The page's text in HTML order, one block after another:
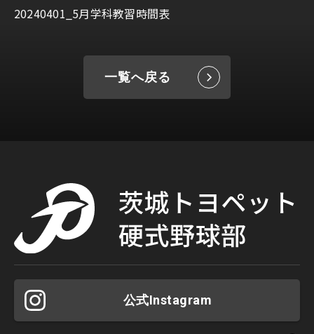
20240401_5月学科教習時間表
一覧へ戻る
公式Instagram